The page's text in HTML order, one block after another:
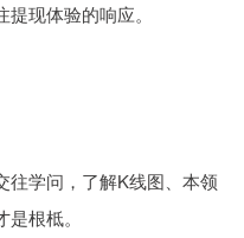
现体验的响应。
往学问，了解K线图、本领
根柢。